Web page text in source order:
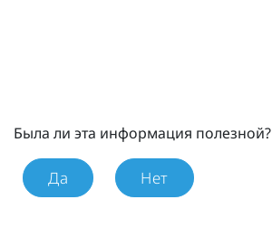
Была ли эта информация полезной?
Да Нет